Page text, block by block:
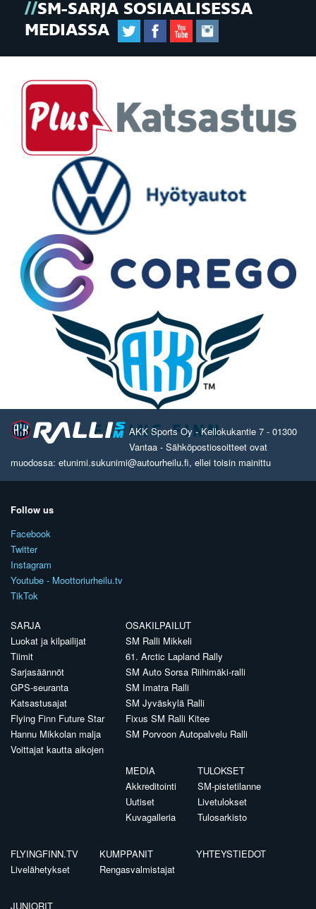
SM-SARJA SOSIAALISESSA
MEDIASSA
AKK Sports Oy - Kellokukantie 7 - 01300
Vantaa - Sähköpostiosoitteet ovat
muodossa: etunimi.sukunimi@autourheilu.fi, ellei toisin mainittu
Follow us
Facebook
Twitter
Instagram
Youtube - Moottoriurheilu.tv
TikTok
SARJA
Luokat ja kilpailijat
Tiimit
Sarjasäännöt
GPS-seuranta
Katsastusajat
Flying Finn Future Star
Hannu Mikkolan malja
Voittajat kautta aikojen
OSAKILPAILUT
SM Ralli Mikkeli
61. Arctic Lapland Rally
SM Auto Sorsa Riihimäki-ralli
SM Imatra Ralli
SM Jyväskylä Ralli
Fixus SM Ralli Kitee
SM Porvoon Autopalvelu Ralli
MEDIA
Akkreditointi
Uutiset
Kuvagalleria
TULOKSET
SM-pistetilanne
Livetulokset
Tulosarkisto
FLYINGFINN.TV
Livelähetykset
KUMPPANIT
Rengasvalmistajat
YHTEYSTIEDOT
JUNIORIT